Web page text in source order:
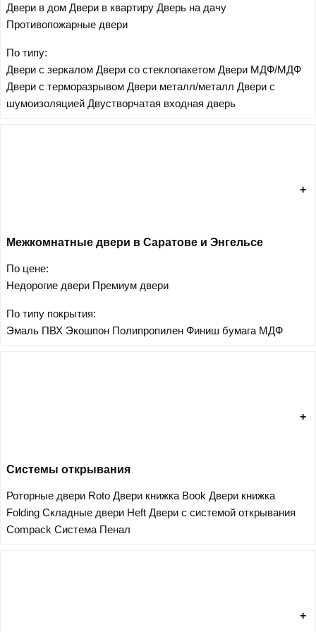
Двери в дом Двери в квартиру Дверь на дачу
Противопожарные двери
По типу:
Двери с зеркалом Двери со стеклопакетом Двери МДФ/МДФ
Двери с терморазрывом Двери металл/металл Двери с
шумоизоляцией Двустворчатая входная дверь
Межкомнатные двери в Саратове и Энгельсе
По цене:
Недорогие двери Премиум двери
По типу покрытия:
Эмаль ПВХ Экошпон Полипропилен Финиш бумага МДФ
Системы открывания
Роторные двери Roto Двери книжка Book Двери книжка
Folding Складные двери Heft Двери с системой открывания
Compack Система Пенал